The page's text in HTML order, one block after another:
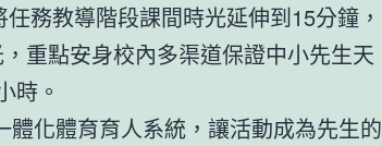
務教導階段課間時光延伸到15分鐘，
重點安身校內多渠道保證中小先生天
時。
體化體育育人系統，讓活動成為先生的